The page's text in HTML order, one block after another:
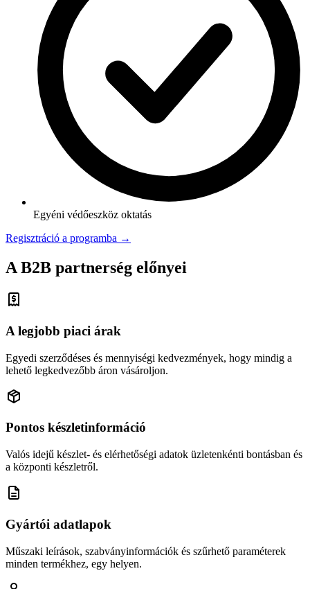
Egyéni védőeszköz oktatás
Regisztráció a programba →
A B2B partnerség előnyei
A legjobb piaci árak
Egyedi szerződéses és mennyiségi kedvezmények, hogy mindig a
lehető legkedvezőbb áron vásároljon.
Pontos készletinformáció
Valós idejű készlet- és elérhetőségi adatok üzletenkénti bontásban és
a központi készletről.
Gyártói adatlapok
Műszaki leírások, szabványinformációk és szűrhető paraméterek
minden termékhez, egy helyen.